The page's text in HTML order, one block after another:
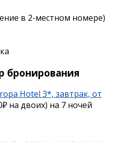
в 2-местном номере)
бронирования
Hotel 3*, завтрак, от
на двоих) на 7 ночей